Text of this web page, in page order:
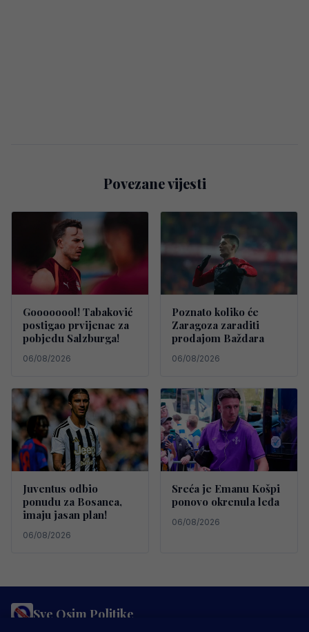
Povezane vijesti
Goooooool! Tabaković
postigao prvijenac za
pobjedu Salzburga!
06/08/2026
Poznato koliko će
Zaragoza zaraditi
prodajom Baždara
06/08/2026
Juventus odbio
ponudu za Bosanca,
imaju jasan plan!
06/08/2026
Sreća je Emanu Košpi
ponovo okrenula leđa
06/08/2026
Sve Osim Politike